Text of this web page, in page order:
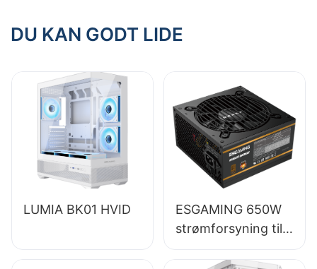
hjørnedesign
DU KAN GODT LIDE
LUMIA BK01 HVID
ESGAMING 650W
strømforsyning til
stationær pc af høj